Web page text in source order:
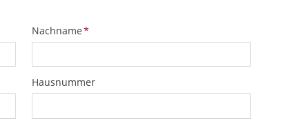
Pflichtfeld
Nachname*
Hausnummer